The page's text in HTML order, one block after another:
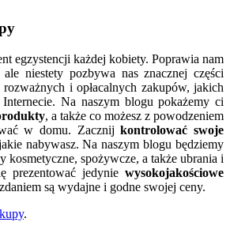
egzystencji każdej kobiety. Poprawia nam
ale niestety pozbywa nas znacznej części
i opłacalnych zakupów, jakich
Na naszym blogu pokażemy ci
, a także co możesz z powodzeniem
w domu. Zacznijkontrolować swoje
nabywasz. Na naszym blogu będziemy
kosmetyczne, spożywcze, a także ubrania i
prezentować jedynie wysokojakościowe
są wydajne i godne swojej ceny.
.